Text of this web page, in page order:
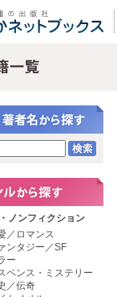
ノンフィクション
／ロマンス
ンタジー／SF
ー
ペンス・ミステリー
／伝奇